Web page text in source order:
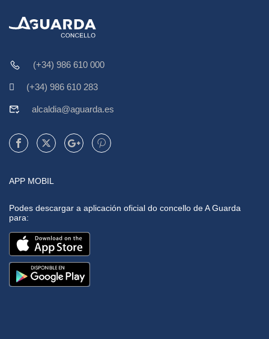
(+34) 986 610 000
(+34) 986 610 283
alcaldia@aguarda.es
APP MOBIL
Podes descargar a aplicación oficial do concello de A Guarda
para: